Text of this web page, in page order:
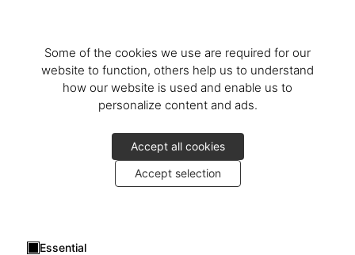
Some of the cookies we use are required for our
website to function, others help us to understand
how our website is used and enable us to
personalize content and ads.
Accept all cookies
Accept selection
Essential